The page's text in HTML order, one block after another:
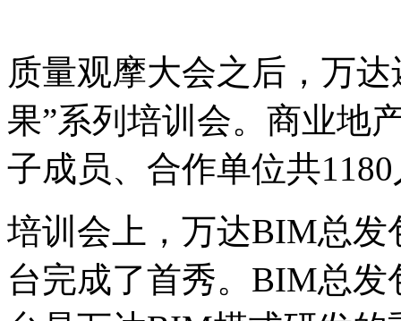
质量观摩大会之后，万
果”系列培训会。商业地
子成员、合作单位共
培训会上，万达BIM总
台完成了首秀。BIM总